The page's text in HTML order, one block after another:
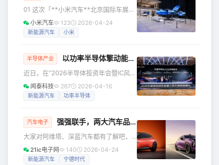
平科技自立自强 全力攻坚关键核心技术
为高质量发展注入澎湃动能 这一集 让我
们跟随TVB 走进华润微电子 看华润“芯”
01 这次「**小米汽车**北京国际车展专
场发布会」，会发布哪些新信息？ 明天
（4月24日）上午9点，雷总将在现场主
进展，带来 Xiaomi Vision Gran
米 YU7 相关最新信息。发布会结束之
后，还将开启约 40 分钟的逛展直播，欢
迎大家锁定小米官方账号直播动态，咱
小米汽车 123 2026-04-24
新能源汽车 小米
半导体产业 以功率半导体擎动能源变革，闻泰科技荣膺年度上市公司领航奖
近日，在“2026半导体投资年会暨IC风云
榜颁奖典礼”上，闻泰科技凭借在功率半
导体领域的卓越领导力与综合产业贡
市场地位与商业成就的肯定，更是对其
色的权威认证。 市场领先： 财务稳健，
客户基础深厚 闻泰科技在功率半导体市
场的领导地位，建立在稳健的财务表现
闻泰科技 267 2026-04-16
新能源汽车 功率半导体
汽车电子 强强联手，两大汽车品牌战略性整合！
大家对阿维塔、深蓝汽车都有了解吧，
这两大汽车品牌将要进行战略性整合
了！日前，在长安汽车集团全球战略发
21ic电子网 140 2026-04-24
新能源汽车 宁德时代